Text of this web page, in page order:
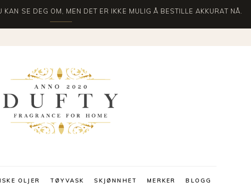
SE DEG OM, MEN DET ER IKKE MULIG Å BESTILLE AKKURAT NÅ.
OLJER TØYVASK SKJØNNHET MERKER BLOGG